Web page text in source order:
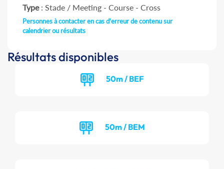
Type: Stade / Meeting - Course - Cross
Personnes à contacter en cas d'erreur de contenu sur
calendrier ou résultats
Résultats disponibles
50m / BEF
50m / BEM